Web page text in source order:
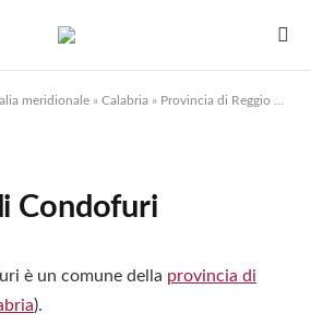
meridionale » Calabria » Provincia di Reggio Calabria
Condofuri
è un comune della provincia di
).